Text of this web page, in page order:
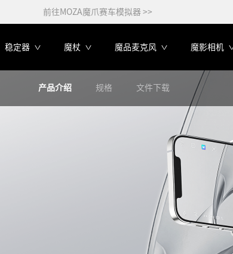
前往MOZA魔爪赛车模拟器 >>
稳定器 魔杖 魔品麦克风 魔影相机
产品介绍 规格 文件下载